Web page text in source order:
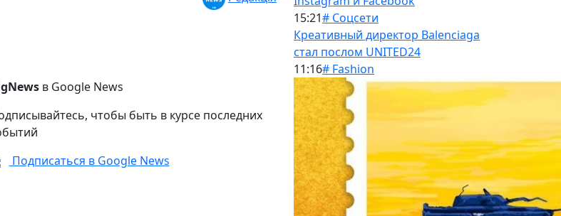
в Google News
чтобы быть в курсе последних
Подписаться в Google News
15:21# Соцсети
Креативный директор Balenciaga
стал послом UNITED24
11:16# Fashion